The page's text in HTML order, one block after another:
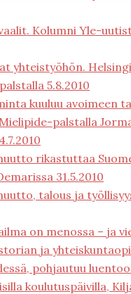
Kolumni Yle-
yhteistyöhön.
5.8.2010
kuuluu avoimeen
palstalla
rikastuttaa
31.5.2010
talous ja
on menossa – ja
ja
pohjautuu
koulutuspäivilla,